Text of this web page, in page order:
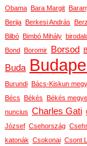
Obama
Bara Margit
Berija Berkesi András
Bilbó
Bimbó Mihály
Bond
Boromir Borsod
Buda
Burundi Bács-Kiskun
Bécs
Békés Békés megye
nuncius Charles Gati
József Csehország
katonák Csokonai Csont